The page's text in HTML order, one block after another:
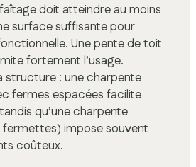
doit atteindre au moins
surface suffisante pour
Une pente de toit
fortement l’usage.
structure : une charpente
fermes espacées facilite
qu’une charpente
impose souvent
coûteux.